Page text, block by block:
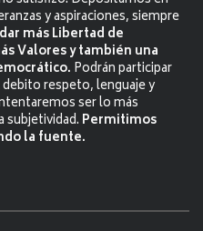
y aspiraciones, siempre
más Libertad de
Valores y también una
Podrán participar
respeto, lenguaje y
ser lo más
subjetividad. Permitimos
la fuente.